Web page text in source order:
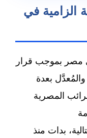
الزامية في
في مصر بموجب قرار
المالية رقم 188 لسنة 2020، والمُعدَّل بعدة
المصرية
بدات منذ